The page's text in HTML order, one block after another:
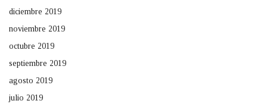
diciembre 2019
noviembre 2019
octubre 2019
septiembre 2019
agosto 2019
julio 2019